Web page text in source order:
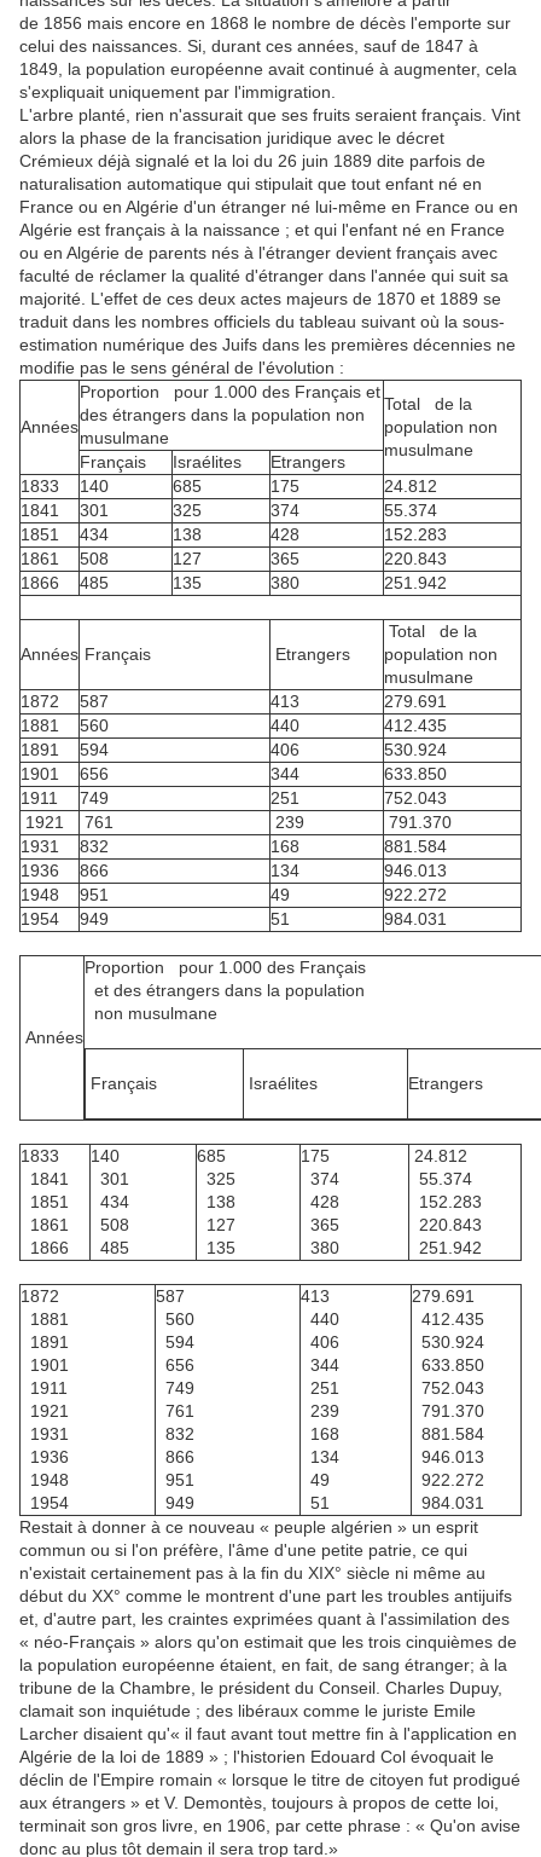
de 1856 mais encore en 1868 le nombre de décès l'emporte sur
celui des naissances. Si, durant ces années, sauf de 1847 à
1849, la population européenne avait continué à augmenter, cela
s'expliquait uniquement par l'immigration.
L'arbre planté, rien n'assurait que ses fruits seraient français. Vint
alors la phase de la francisation juridique avec le décret
Crémieux déjà signalé et la loi du 26 juin 1889 dite parfois de
naturalisation automatique qui stipulait que tout enfant né en
France ou en Algérie d'un étranger né lui-même en France ou en
Algérie est français à la naissance ; et qui l'enfant né en France
ou en Algérie de parents nés à l'étranger devient français avec
faculté de réclamer la qualité d'étranger dans l'année qui suit sa
majorité. L'effet de ces deux actes majeurs de 1870 et 1889 se
traduit dans les nombres officiels du tableau suivant où la sous-
estimation numérique des Juifs dans les premières décennies ne
modifie pas le sens général de l'évolution :
Années
Proportion pour 1.000 des Français et
des étrangers dans la population non
musulmane
Total de la
population non
musulmane
Français Israélites
Etrangers
1833
140 685 175
24.812
1841
301 325 374
55.374
1851
434 138 428
152.283
1861
508 127 365
220.843
1866
485 135 380 251.942
Années Français Etrangers
Total de la
population non
musulmane
1872
587 413
279.691
1881
560 440
412.435
1891
594 406
530.924
1901
656 344
633.850
1911
749 251
752.043
1921
761 239
791.370
1931
832 168
881.584
1936
866 134
946.013
1948
951 49
922.272
1954
949 51 984.031
Années
Proportion pour 1.000 des Français
et des étrangers dans la population
non musulmane
Français Israélites Etrangers
1833
1841
1851
1861
1866
140
301
434
508
485
685
325
138
127
135
175
374
428
365
380
24.812
55.374
152.283
220.843
251.942
1872
1881
1891
1901
1911
1921
1931
1936
1948
1954
587
560
594
656
749
761
832
866
951
949
413
440
406
344
251
239
168
134
49
51
279.691
412.435
530.924
633.850
752.043
791.370
881.584
946.013
922.272
984.031
Restait à donner à ce nouveau « peuple algérien » un esprit
commun ou si l'on préfère, l'âme d'une petite patrie, ce qui
n'existait certainement pas à la fin du XIX° siècle ni même au
début du XX° comme le montrent d'une part les troubles antijuifs
et, d'autre part, les craintes exprimées quant à l'assimilation des
« néo-Français » alors qu'on estimait que les trois cinquièmes de
la population européenne étaient, en fait, de sang étranger; à la
tribune de la Chambre, le président du Conseil. Charles Dupuy,
clamait son inquiétude ; des libéraux comme le juriste Emile
Larcher disaient qu'« il faut avant tout mettre fin à l'application en
Algérie de la loi de 1889 » ; l'historien Edouard Col évoquait le
déclin de l'Empire romain « lorsque le titre de citoyen fut prodigué
aux étrangers » et V. Demontès, toujours à propos de cette loi,
terminait son gros livre, en 1906, par cette phrase : « Qu'on avise
donc au plus tôt demain il sera trop tard.»